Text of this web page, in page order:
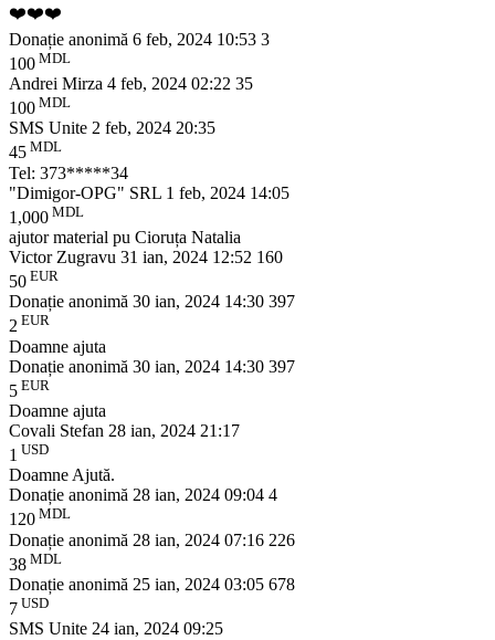
❤️❤️❤️
Donație anonimă 6 feb, 2024 10:53 3
100 MDL
Andrei Mirza 4 feb, 2024 02:22 35
100 MDL
SMS Unite 2 feb, 2024 20:35
45 MDL
Tel: 373*****34
"Dimigor-OPG" SRL 1 feb, 2024 14:05
1,000 MDL
ajutor material pu Cioruța Natalia
Victor Zugravu 31 ian, 2024 12:52 160
50 EUR
Donație anonimă 30 ian, 2024 14:30 397
2 EUR
Doamne ajuta
Donație anonimă 30 ian, 2024 14:30 397
5 EUR
Doamne ajuta
Covali Stefan 28 ian, 2024 21:17
1 USD
Doamne Ajută.
Donație anonimă 28 ian, 2024 09:04 4
120 MDL
Donație anonimă 28 ian, 2024 07:16 226
38 MDL
Donație anonimă 25 ian, 2024 03:05 678
7 USD
SMS Unite 24 ian, 2024 09:25